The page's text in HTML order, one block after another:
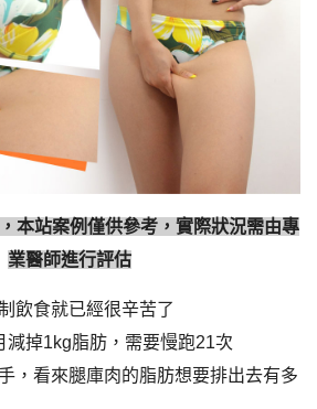
本站案例僅供參考，實際狀況需由專
業醫師進行評估
飲食就已經很辛苦了
減掉1kg脂肪，需要慢跑21次
，看來腿庫肉的脂肪想要排出去有多